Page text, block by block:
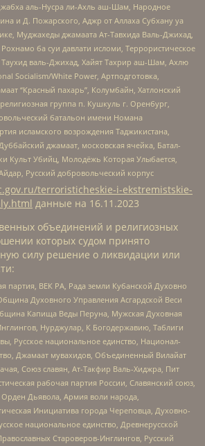
аль-Нусра ли-Ахль аш-Шам, Народное
и Д. Пожарского, Аджр от Аллаха Субхану уа
Муджахеды джамаата Ат-Тавхида Валь-Джихад,
ба суи давлати исломи, Террористическое
Таухид валь-Джихад, Хайят Тахрир аш-Шам, Ахлю
Socialism/White Power, Артподготовка,
“Красный пахарь”, Колумбайн, Хатлонский
группа п. Кушкуль г. Оренбург,
батальон имени Номана
исламского возрождения Таджикистана,
джамаат, московская ячейка, Батал-
Культ Убийц, Молодёжь Которая Улыбается,
Русский добровольческий корпус
terroristicheskie-i-ekstremistskie-
данные на 16.11.2023
объединений и религиозных
которых судом принято
силу решение о ликвидации или
партия, ВЕК РА, Рада земли Кубанской Духовно
Духовного Управления Асгардской Веси
Капища Веды Перуна, Мужская Духовная
Нурджулар, К Богодержавию, Таблиги
Русское национальное единство, Национал-
Джамаат мувахидов, Объединенный Вилайат
Союз славян, Ат-Такфир Валь-Хиджра, Пит
рабочая партия России, Славянский союз,
Дьявола, Армия воли народа,
Инициатива города Череповца, Духовно-
национальное единство, Древнерусской
Староверов-Инглингов, Русский